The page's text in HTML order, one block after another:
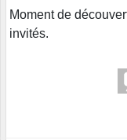
Moment de
invités.